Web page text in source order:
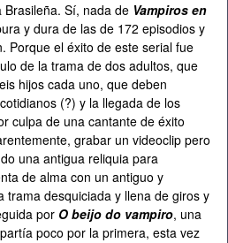
Brasileña. Sí, nada de Vampiros en
y dura de las de 172 episodios y
Porque el éxito de este serial fue
de la trama de dos adultos, que
hijos cada uno, que deben
(?) y la llegada de los
culpa de una cantante de éxito
grabar un videoclip pero
una antigua reliquia para
de alma con un antiguo y
trama desquiciada y llena de giros y
por O beijo do vampiro, una
poco por la primera, esta vez